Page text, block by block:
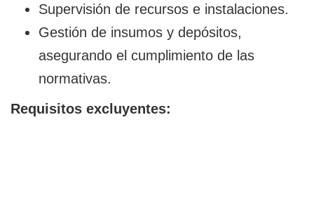
Supervisión de recursos e instalaciones.
Gestión de insumos y depósitos,
asegurando el cumplimiento de las
normativas.
Requisitos excluyentes: